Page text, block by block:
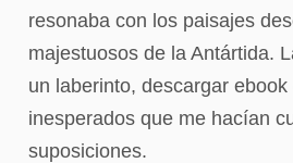
resonaba con los paisajes
majestuosos de la Antártida.
un laberinto, descargar
inesperados que me hacían
suposiciones.